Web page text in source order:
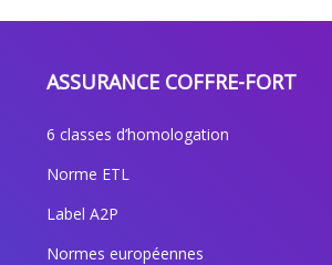
ASSURANCE COFFRE-FORT
6 classes d’homologation
Norme ETL
Label A2P
Normes européennes